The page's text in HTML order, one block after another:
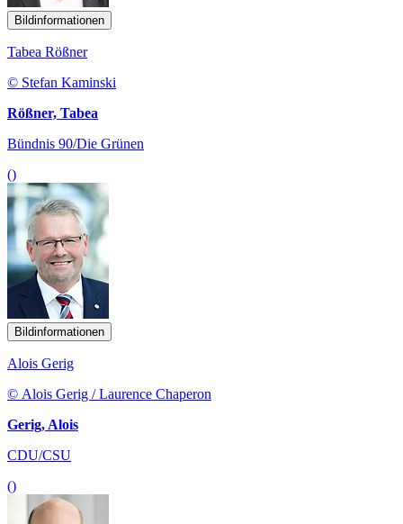
Bildinformationen
Tabea Rößner
© Stefan Kaminski
Rößner, Tabea
Bündnis 90/Die Grünen
()
Bildinformationen
Alois Gerig
© Alois Gerig / Laurence Chaperon
Gerig, Alois
CDU/CSU
()